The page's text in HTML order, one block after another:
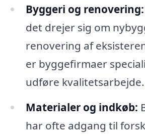
Byggeri og renovering:
det drejer sig om
renovering af
er byggefirmaer
udføre kvalitetsarbejde.
Materialer og indkøb:
har ofte adgang til